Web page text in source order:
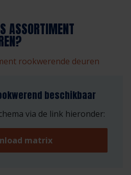
ASSORTIMENT
rookwerende deuren
beschikbaar
via de link hieronder:
matrix